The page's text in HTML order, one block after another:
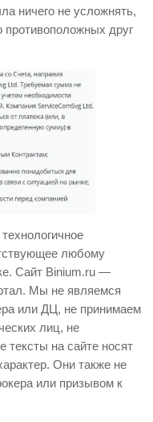
ничего не усложнять,
противоположных друг
любому
Сайт Binium.ru —
Мы не являемся
или ДЦ, не принимаем
лиц, не
тексты на сайте носят
Они также не
или призывом к